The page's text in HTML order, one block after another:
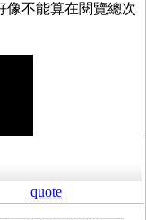
像不能算在閱覽總次
quote